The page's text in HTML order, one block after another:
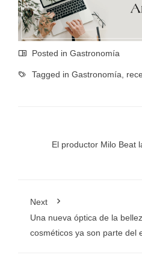
Posted in Gastronomía
Tagged in Gastronomía
El productor Milo Beat
Next
Una nueva óptica de la
cosméticos ya son parte del